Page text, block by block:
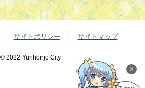
×
サイトポリシー サイトマップ
©️ 2022 Yurihonjo City